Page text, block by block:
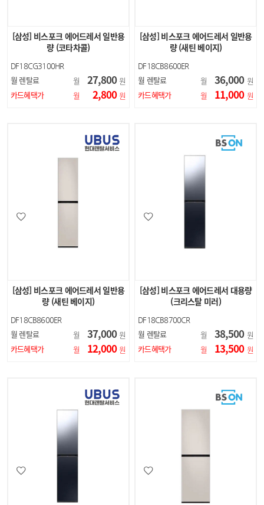
[삼성] 비스포크 에어드레서 일반용
량 (코타차콜)
DF18CG3100HR
월 렌탈료 월 27,800 원
카드혜택가
월 2,800 원
[삼성] 비스포크 에어드레서 일반용
량 (새틴 베이지)
DF18CB8600ER
월 렌탈료 월 36,000 원
카드혜택가
월 11,000 원
[삼성] 비스포크 에어드레서 일반용
량 (새틴 베이지)
DF18CB8600ER
월 렌탈료 월 37,000 원
카드혜택가
월 12,000 원
[삼성] 비스포크 에어드레서 대용량
(크리스탈 미러)
DF18CB8700CR
월 렌탈료 월 38,500 원
카드혜택가
월 13,500 원